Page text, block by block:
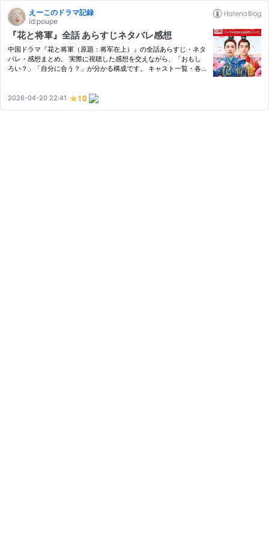
えーこのドラマ記録
id:poupe
『花と将軍』全話 あらすじネタバレ感想
中国ドラマ『花と将軍（原題：将军在上）』の全話あらすじ・ネタ
バレ・感想まとめ。 実際に視聴した感想を交えながら、「おもし
ろい？」「自分に合う？」が分かる構成です。 キャスト一覧・各
2026-04-20 22:41